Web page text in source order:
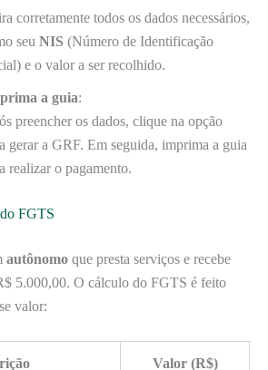
corretamente todos os dados necessários,
seu NIS (Número de Identificação
e o valor a ser recolhido.
a guia:
preencher os dados, clique na opção
gerar a GRF. Em seguida, imprima a guia
realizar o pagamento.
FGTS
autônomo que presta serviços e recebe
5.000,00. O cálculo do FGTS é feito
valor:
Valor (R$)